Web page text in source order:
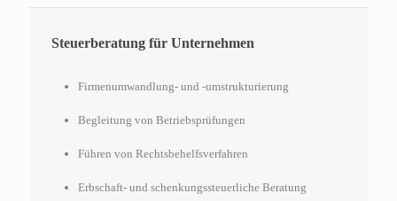
Steuerberatung für Unternehmen
Firmenumwandlung- und -umstrukturierung
Begleitung von Betriebsprüfungen
Führen von Rechtsbehelfsverfahren
Erbschaft- und schenkungssteuerliche Beratung